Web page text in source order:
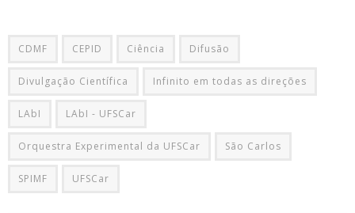
CDMF CEPID Ciência Difusão
Divulgação Científica Infinito em todas as direções
LAbI LAbI - UFSCar
Orquestra Experimental da UFSCar São Carlos
SPIMF UFSCar